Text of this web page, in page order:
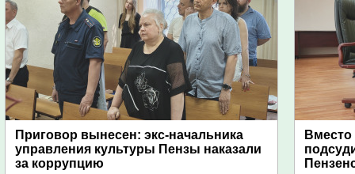
Приговор вынесен: экс-начальника
управления культуры Пензы наказали
за коррупцию
Вместо